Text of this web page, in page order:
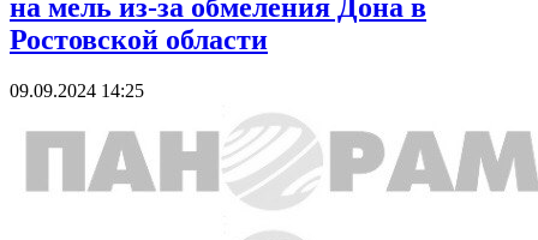
на мель из-за обмеления Дона в
Ростовской области
09.09.2024 14:25